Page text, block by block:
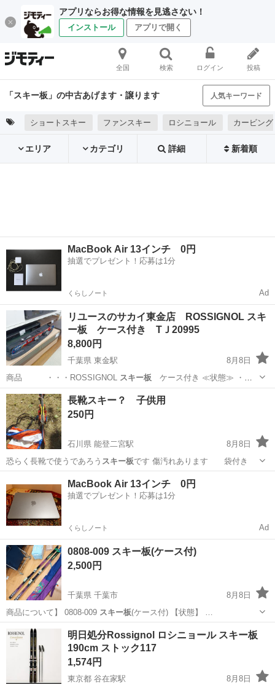
アプリならお得な情報を見逃さない！
インストール アプリで開く
全国 検索 ログイン 投稿
「スキー板」の中古あげます・譲ります 人気キーワード
ショートスキー ファンスキー ロシニョール カービン
エリア カテゴリ 詳細 新着順
MacBook Air 13インチ 0円
抽選でプレゼント！応募は1分
くらしノート Ad
リユースのサカイ東金店 ROSSIGNOL スキ
ー板 ケース付き TＪ20995
8,800円
千葉県 東金駅
8月8日
商品 ・・・ROSSIGNOL
スキー板 ケース付き ≪状態≫ ・
傷、汚…
千葉 東金市 東金駅 スキー スキー板
長靴スキー？ 子供用
250円
石川県 能登二宮駅
8月8日
恐らく長靴で使うであろう スキー板 です 傷汚れあります 袋付き
スキー スキー板
MacBook Air 13インチ 0円
抽選でプレゼント！応募は1分
くらしノート Ad
0808-009 スキー板(ケース付)
2,500円
千葉県 千葉市
8月8日
商品について】 0808-009 スキー板 (ケース付) 【状態】 …
千葉市 スキー
明日処分Rossignol ロシニョール スキー板
190cm ストック117
1,574円
東京都 谷在家駅
8月8日